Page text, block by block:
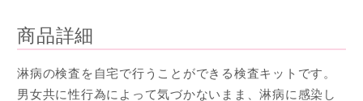
商品詳細
淋病の検査を自宅で行うことができる検査キットです。
男女共に性行為によって気づかないまま、淋病に感染し